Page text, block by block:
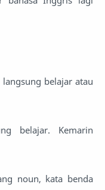
belajar atau
belajar. Kemarin
noun, kata benda